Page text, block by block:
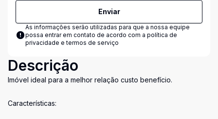
Enviar
As informações serão utilizadas para que a nossa equipe
possa entrar em contato de acordo com a política de
privacidade e termos de serviço
Descrição
Imóvel ideal para a melhor relação custo benefício.
Características: